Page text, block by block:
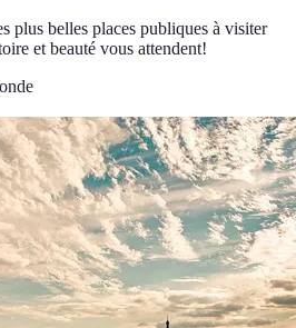
plus belles places publiques à visiter
et beauté vous attendent!